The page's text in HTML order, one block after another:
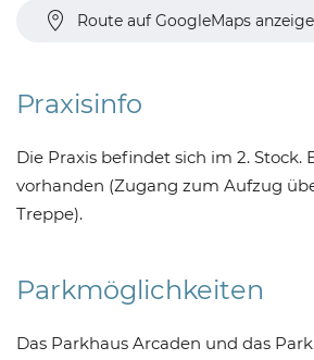
Route auf GoogleMaps
Praxisinfo
Die Praxis befindet sich im 2. Stock.
vorhanden (Zugang zum Aufzug
Treppe).
Parkmöglichkeiten
Das Parkhaus Arcaden und das